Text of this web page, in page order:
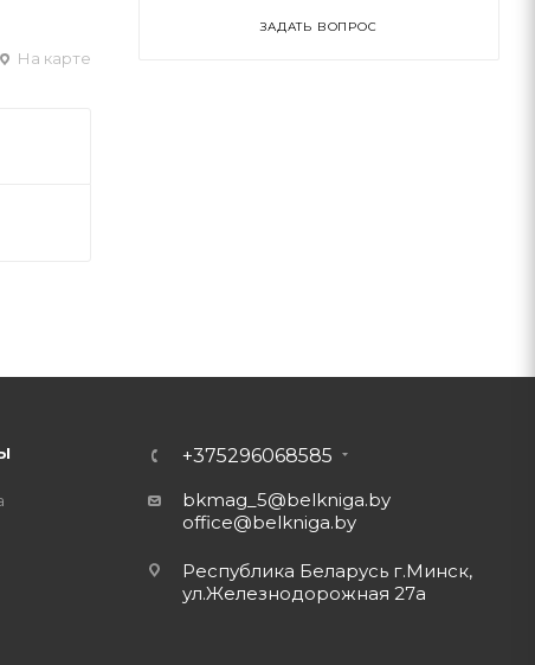
На карте
ЗАДАТЬ ВОПРОС
+375296068585
bkmag_5@belkniga.by
office@belkniga.by
Республика Беларусь г.Минск,
ул.Железнодорожная 27а